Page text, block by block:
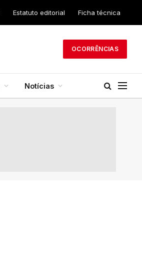
Estatuto editorial Ficha técnica
OCORRÊNCIAS
Notícias